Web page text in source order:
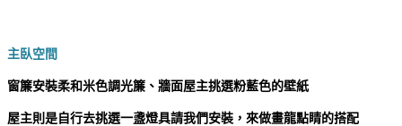
主臥空間
窗簾安裝柔和米色調光簾、牆面屋主挑選粉藍色的壁紙
屋主則是自行去挑選一盞燈具請我們安裝，來做畫龍點睛的搭配